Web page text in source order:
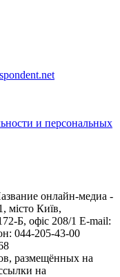
и персональных
онлайн-медиа -
місто Київ,
Б, офіс 208/1 E-mail:
044-205-43-00
размещённых на
на